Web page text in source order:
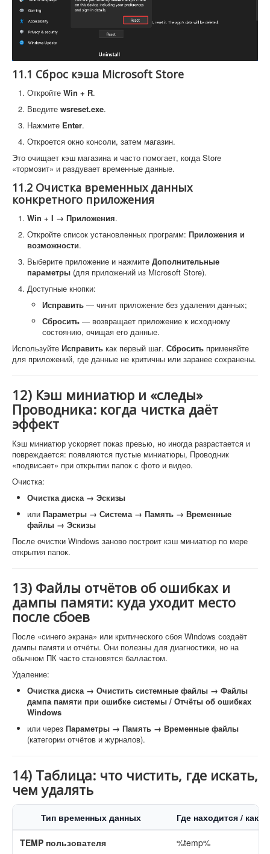
11.1 Сброс кэша Microsoft Store
Откройте Win + R.
Введите wsreset.exe.
Нажмите Enter.
Откроется окно консоли, затем магазин.
Это очищает кэш магазина и часто помогает, когда Store
«тормозит» и раздувает временные данные.
11.2 Очистка временных данных
конкретного приложения
Win + I → Приложения.
Откройте список установленных программ: Приложения и
возможности.
Выберите приложение и нажмите Дополнительные
параметры (для приложений из Microsoft Store).
Доступные кнопки:
Исправить — чинит приложение без удаления данных;
Сбросить — возвращает приложение к исходному
состоянию, очищая его данные.
Используйте Исправить как первый шаг. Сбросить применяйте
для приложений, где данные не критичны или заранее сохранены.
12) Кэш миниатюр и «следы»
Проводника: когда чистка даёт
эффект
Кэш миниатюр ускоряет показ превью, но иногда разрастается и
повреждается: появляются пустые миниатюры, Проводник
«подвисает» при открытии папок с фото и видео.
Очистка:
Очистка диска → Эскизы
или Параметры → Система → Память → Временные
файлы → Эскизы
После очистки Windows заново построит кэш миниатюр по мере
открытия папок.
13) Файлы отчётов об ошибках и
дампы памяти: куда уходит место
после сбоев
После «синего экрана» или критического сбоя Windows создаёт
дампы памяти и отчёты. Они полезны для диагностики, но на
обычном ПК часто становятся балластом.
Удаление:
Очистка диска → Очистить системные файлы → Файлы
дампа памяти при ошибке системы / Отчёты об ошибках
Windows
или через Параметры → Память → Временные файлы
(категории отчётов и журналов).
14) Таблица: что чистить, где искать,
чем удалять
Тип временных данных Где находится / как
TEMP пользователя %temp%